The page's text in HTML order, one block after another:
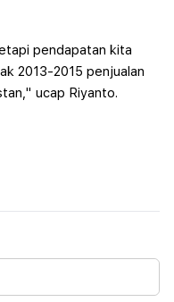
pendapatan kita
2013-2015 penjualan
ucap Riyanto.